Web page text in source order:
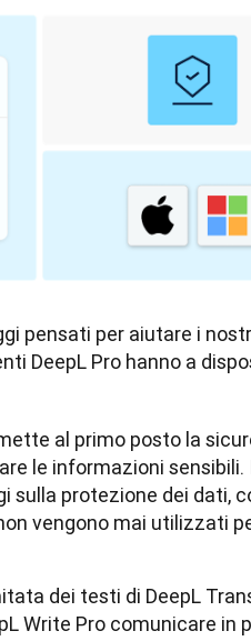
pensati per aiutare i
DeepL Pro hanno a
al primo posto la
le informazioni sensibili.
protezione dei dati,
vengono mai utilizzati
dei testi di DeepL
Write Pro comunicare in